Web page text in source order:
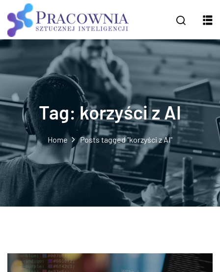
Tag:korzyści z AI
Home Posts tagged "korzyści z AI"